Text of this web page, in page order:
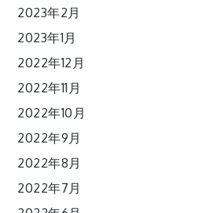
2023年2月
2023年1月
2022年12月
2022年11月
2022年10月
2022年9月
2022年8月
2022年7月